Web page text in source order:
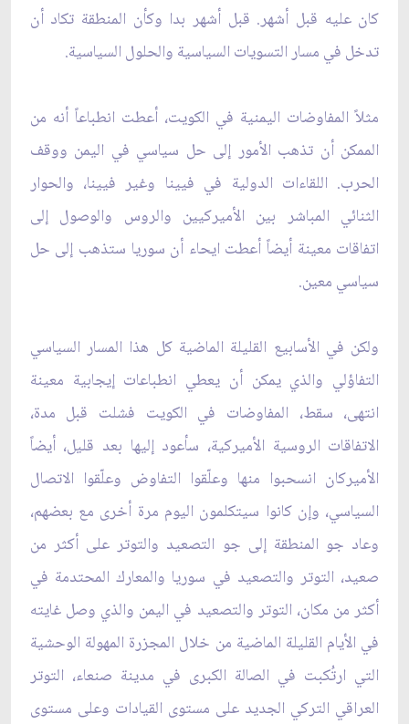
كان عليه قبل أشهر. قبل أشهر بدا وكأن المنطقة تكاد أن
تدخل في مسار التسويات السياسية والحلول السياسية.
مثلاً المفاوضات اليمنية في الكويت، أعطت انطباعاً أنه من
الممكن أن تذهب الأمور إلى حل سياسي في اليمن ووقف
الحرب. اللقاءات الدولية في فيينا وغير فيينا، والحوار
الثنائي المباشر بين الأميركيين والروس والوصول إلى
اتفاقات معينة أيضاً أعطت ايحاء أن سوريا ستذهب إلى حل
سياسي معين.
ولكن في الأسابيع القليلة الماضية كل هذا المسار السياسي
التفاؤلي والذي يمكن أن يعطي انطباعات إيجابية معينة
انتهى، سقط، المفاوضات في الكويت فشلت قبل مدة،
الاتفاقات الروسية الأميركية، سأعود إليها بعد قليل، أيضاً
الأميركان انسحبوا منها وعلّقوا التفاوض وعلّقوا الاتصال
السياسي، وإن كانوا سيتكلمون اليوم مرة أخرى مع بعضهم،
وعاد جو المنطقة إلى جو التصعيد والتوتر على أكثر من
صعيد، التوتر والتصعيد في سوريا والمعارك المحتدمة في
أكثر من مكان، التوتر والتصعيد في اليمن والذي وصل غايته
في الأيام القليلة الماضية من خلال المجزرة المهولة الوحشية
التي ارتُكبت في الصالة الكبرى في مدينة صنعاء، التوتر
العراقي التركي الجديد على مستوى القيادات وعلى مستوى